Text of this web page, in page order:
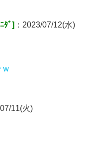
ﾀﾞ] ：2023/07/12(水)
11(火)